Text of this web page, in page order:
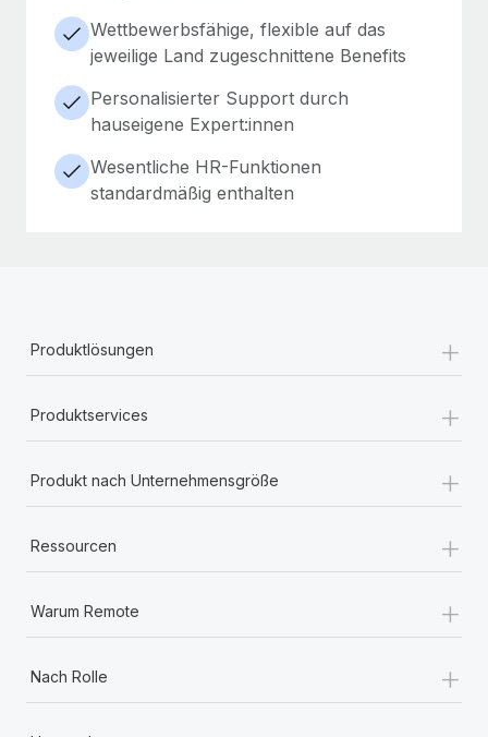
Wettbewerbsfähige, flexible auf das
jeweilige Land zugeschnittene Benefits
Personalisierter Support durch
hauseigene Expert:innen
Wesentliche HR-Funktionen
standardmäßig enthalten
Produktlösungen +
Produktservices +
Produkt nach Unternehmensgröße +
Ressourcen +
Warum Remote +
Nach Rolle +